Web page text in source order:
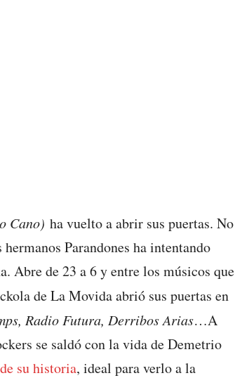
Cano) ha vuelto a abrir sus puertas. No
Parandones ha intentando
Abre de 23 a 6 y entre los músicos que
de La Movida abrió sus puertas en
Radio Futura, Derribos Arias…A
se saldó con la vida de Demetrio
su historia, ideal para verlo a la